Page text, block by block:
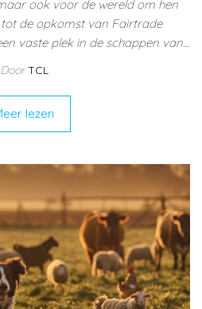
ook voor de wereld om hen
tot de opkomst van Fairtrade
vaste plek in de schappen van…
Door TCL
lezen